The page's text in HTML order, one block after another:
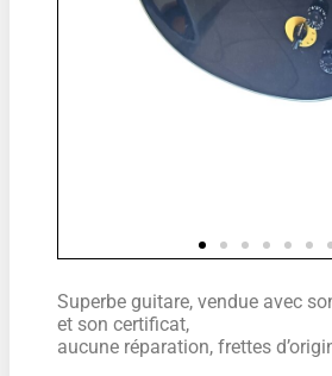
Superbe guitare, vendue avec
et son certificat,
aucune réparation, frettes